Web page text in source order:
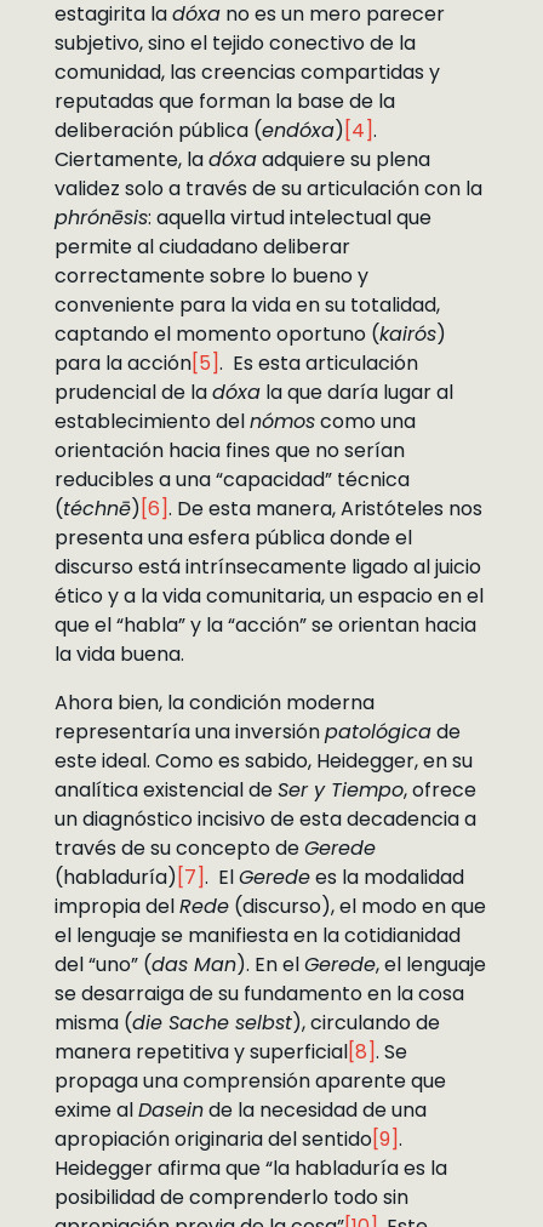
estagirita ladóxano es un mero parecer
subjetivo, sino el tejido conectivo de la
comunidad, las creencias compartidas y
reputadas que forman la base de la
deliberación pública (endóxa)[4].
Ciertamente, ladóxaadquiere su plena
validez solo a través de su articulación con la
phrónēsis: aquella virtud intelectual que
permite al ciudadano deliberar
correctamente sobre lo bueno y
conveniente para la vida en su totalidad,
captando el momento oportuno (kairós)
para la acción[5]. Es esta articulación
prudencial de ladóxala que daría lugar al
establecimiento delnómoscomo una
orientación hacia fines que no serían
reducibles a una “capacidad” técnica
(téchnē)[6]. De esta manera, Aristóteles nos
presenta una esfera pública donde el
discurso está intrínsecamente ligado al juicio
ético y a la vida comunitaria, un espacio en el
que el “habla” y la “acción” se orientan hacia
la vida buena.
Ahora bien, la condición moderna
representaría una inversiónpatológicade
este ideal. Como es sabido, Heidegger, en su
analítica existencial deSer y Tiempo, ofrece
un diagnóstico incisivo de esta decadencia a
través de su concepto deGerede
(habladuría)[7]. ElGeredees la modalidad
impropia delRede(discurso), el modo en que
el lenguaje se manifiesta en la cotidianidad
del “uno” (das Man). En elGerede, el lenguaje
se desarraiga de su fundamento en la cosa
misma (die Sache selbst), circulando de
manera repetitiva y superficial[8]. Se
propaga una comprensión aparente que
exime alDaseinde la necesidad de una
apropiación originaria del sentido[9].
Heidegger afirma que “la habladuría es la
posibilidad de comprenderlo todo sin